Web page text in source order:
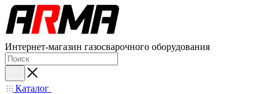
Интернет-магазин газосварочного оборудования
Каталог